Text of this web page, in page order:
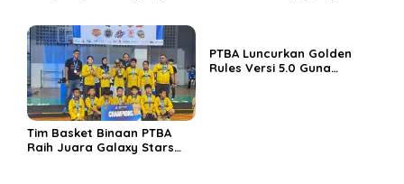
Bangun Komunikasi
Kredibel dan Bernilai
Tim Basket Binaan PTBA
Raih Juara Galaxy Stars
PTBA Luncurkan Golden
Rules Versi 5.0 Guna